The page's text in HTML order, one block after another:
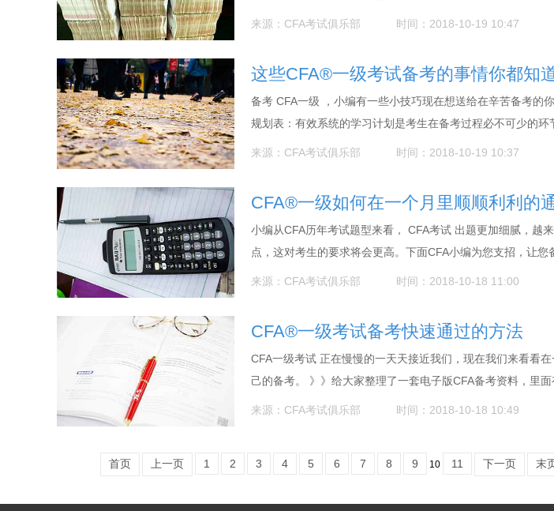
来源：CFA考试俱乐部 时间：2018-10-19 10:47
这些CFA®一级考试备考的事情你都知
备考 CFA一级 ，小编有一些小技巧现在想送给在辛苦备考的
规划表：有效系统的学习计划是考生在备考过程必不可少的环
来源：CFA考试俱乐部 时间：2018-10-19 10:37
CFA®一级如何在一个月里顺顺利利的
小编从CFA历年考试题型来看， CFA考试 出题更加细腻，越
点，这对考生的要求将会更高。下面CFA小编为您支招，让您
来源：CFA考试俱乐部 时间：2018-10-18 11:00
CFA®一级考试备考快速通过的方法
CFA一级考试 正在慢慢的一天天接近我们，现在我们来看看
己的备考。 》》给大家整理了一套电子版CFA备考资料，里
来源：CFA考试俱乐部 时间：2018-10-18 10:49
首页 上一页 1 2 3 4 5 6 7 8 9 10 11 下一页 末